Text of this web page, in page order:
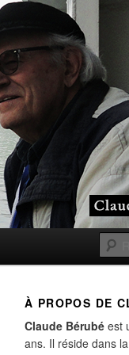
À PROPOS DE
Claude Bérubé est
ans. Il réside dans